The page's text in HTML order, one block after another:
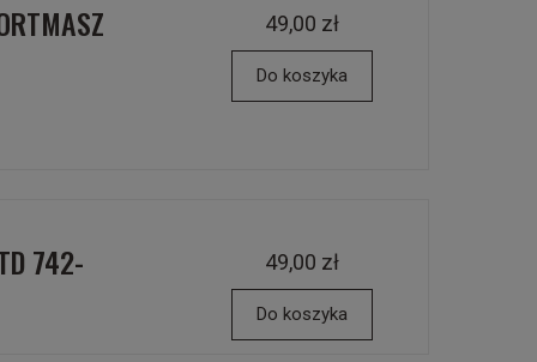
49,00 zł
Do koszyka
742-
49,00 zł
Do koszyka